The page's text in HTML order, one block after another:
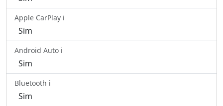
Apple CarPlay ℹ️
Sim
Android Auto ℹ️
Sim
Bluetooth ℹ️
Sim